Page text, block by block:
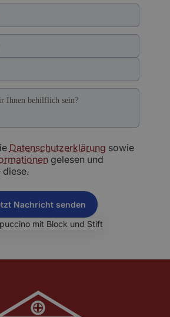
Datenschutzerklärung sowie
gelesen und